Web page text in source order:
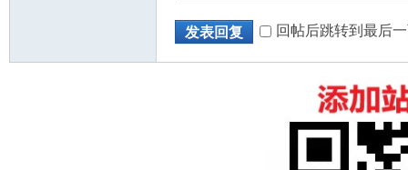
发表回复 回帖后跳转到最后